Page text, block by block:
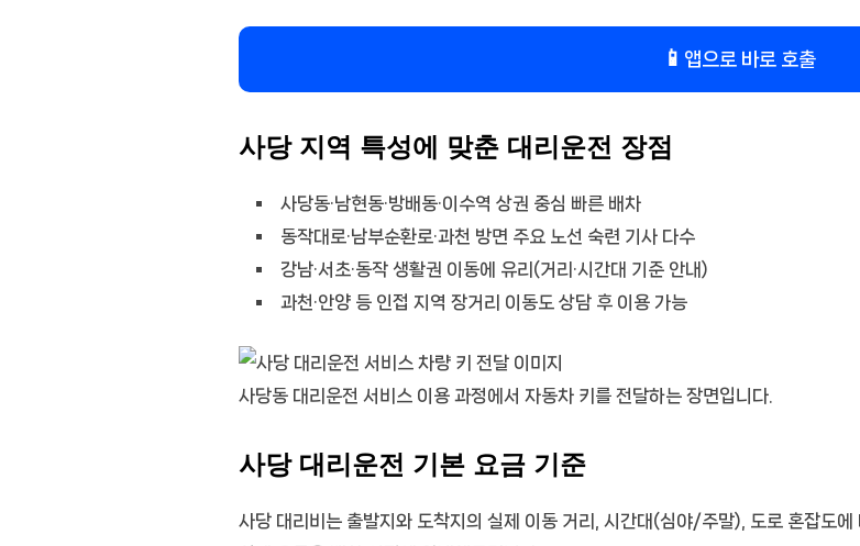
📱 앱으로 바로 호출
사당 지역 특성에 맞춘 대리운전 장점
사당동·남현동·방배동·이수역 상권 중심 빠른 배차
동작대로·남부순환로·과천 방면 주요 노선 숙련 기사 다수
강남·서초·동작 생활권 이동에 유리(거리·시간대 기준 안내)
과천·안양 등 인접 지역 장거리 이동도 상담 후 이용 가능
사당동 대리운전 서비스 이용 과정에서 자동차 키를 전달하는 장면입니다.
사당 대리운전 기본 요금 기준
사당 대리비는 출발지와 도착지의 실제 이동 거리, 시간대(심야/주말), 도로 혼잡도에